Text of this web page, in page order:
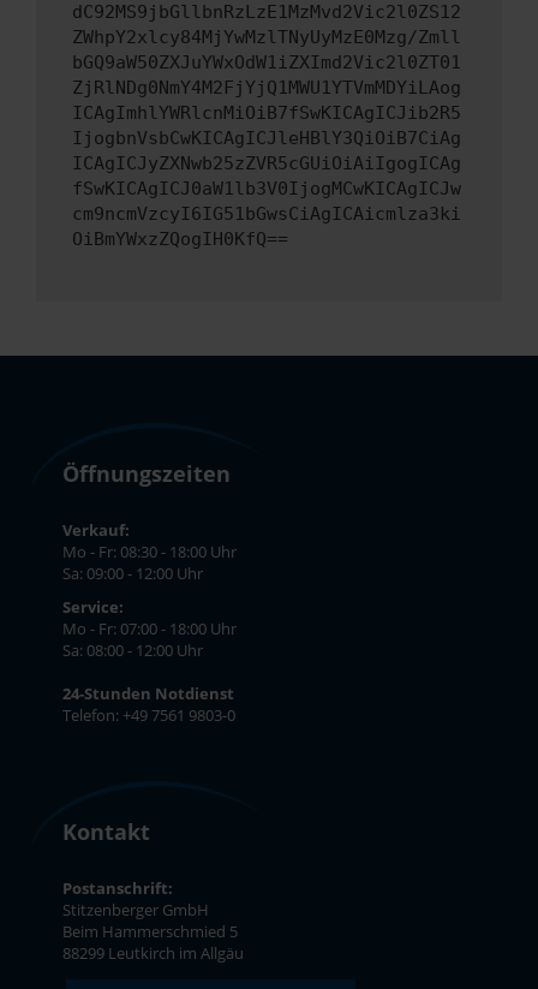
dC92MS9jbGllbnRzLzE1MzMvd2Vic2l0ZS12
ZWhpY2xlcy84MjYwMzlTNyUyMzE0Mzg/Zmll
bGQ9aW50ZXJuYWxOdW1iZXImd2Vic2l0ZT01
ZjRlNDg0NmY4M2FjYjQ1MWU1YTVmMDYiLAog
ICAgImhlYWRlcnMiOiB7fSwKICAgICJib2R5
IjogbnVsbCwKICAgICJleHBlY3QiOiB7CiAg
ICAgICJyZXNwb25zZVR5cGUiOiAiIgogICAg
fSwKICAgICJ0aW1lb3V0IjogMCwKICAgICJw
cm9ncmVzcyI6IG51bGwsCiAgICAicmlza3ki
OiBmYWxzZQogIH0KfQ==
Öffnungszeiten
Verkauf:
Mo - Fr: 08:30 - 18:00 Uhr
Sa: 09:00 - 12:00 Uhr
Service:
Mo - Fr: 07:00 - 18:00 Uhr
Sa: 08:00 - 12:00 Uhr
24-Stunden Notdienst
Telefon: +49 7561 9803-0
Kontakt
Postanschrift:
Stitzenberger GmbH
Beim Hammerschmied 5
88299 Leutkirch im Allgäu